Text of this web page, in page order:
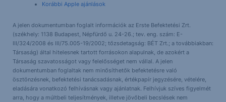
Korábbi Apple ajánlások
A jelen dokumentumban foglalt információk az Erste Befektetési Zrt.
(székhely: 1138 Budapest, Népfürdő u. 24-26.; tev. eng. szám: E-
III/324/2008 és III/75.005-19/2002; tőzsdetagság: BÉT Zrt.; a továbbiakban:
Társaság) által hitelesnek tartott forrásokon alapulnak, de azokért a
Társaság szavatosságot vagy felelősséget nem vállal. A jelen
dokumentumban foglaltak nem minősíthetők befektetésre való
ösztönzésnek, befektetési tanácsadásnak, értékpapír jegyzésére, vételére,
eladására vonatkozó felhívásnak vagy ajánlatnak. Felhívjuk szíves figyelmét
arra, hogy a múltbeli teljesítmények, illetve jövőbeli becslések nem